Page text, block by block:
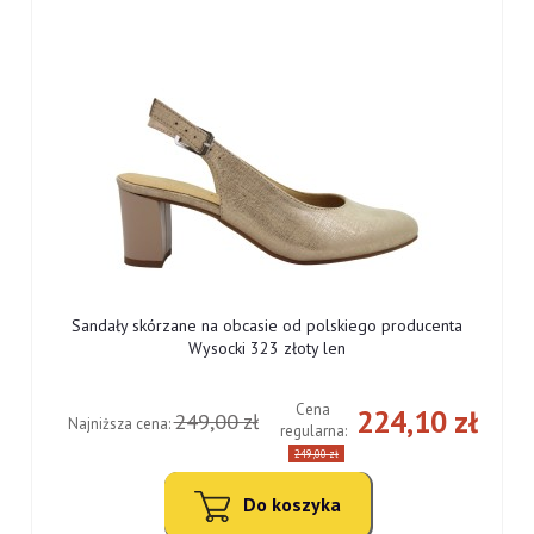
Sandały skórzane na obcasie od polskiego producenta
Wysocki 323 złoty len
224,10 zł
Cena
regularna:
249,00 zł
Najniższa cena:249,00 zł
Do koszyka